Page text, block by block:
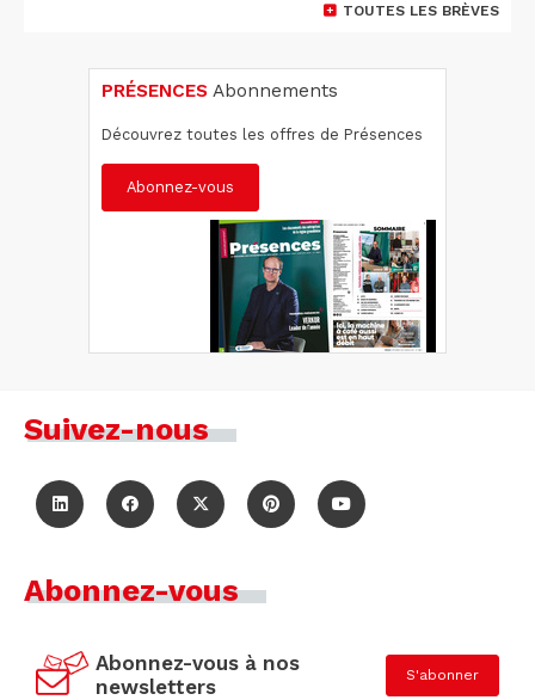
TOUTES LES BRÈVES
PRÉSENCES Abonnements
Découvrez toutes les offres de Présences
Abonnez-vous
Suivez-nous
Abonnez-vous
Abonnez-vous à nos
newsletters
S'abonner